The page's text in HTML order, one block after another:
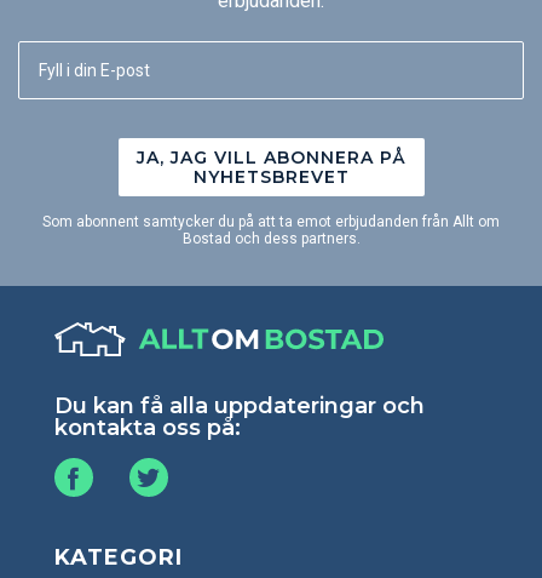
JA, JAG VILL ABONNERA PÅ
NYHETSBREVET
Som abonnent samtycker du på att ta emot erbjudanden från Allt om
Bostad och dess partners.
Du kan få alla uppdateringar och
kontakta oss på:
KATEGORI